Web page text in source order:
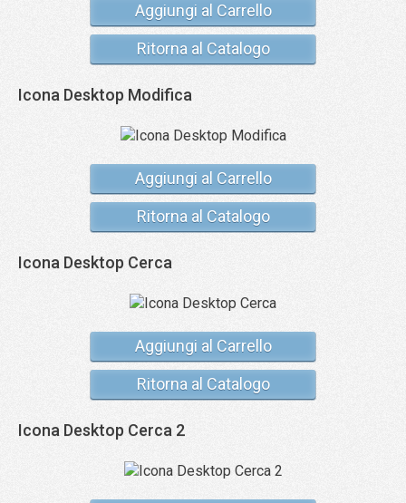
Aggiungi al Carrello
Ritorna al Catalogo
Icona Desktop Modifica
Aggiungi al Carrello
Ritorna al Catalogo
Icona Desktop Cerca
Aggiungi al Carrello
Ritorna al Catalogo
Icona Desktop Cerca 2